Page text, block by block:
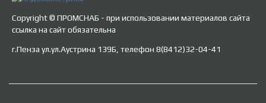
Copyright © ПРОМСНАБ - при использовании материалов сайта
ссылка на сайт обязательна
г.Пенза ул.ул.Аустрина 139Б, телефон 8(8412)32-04-41